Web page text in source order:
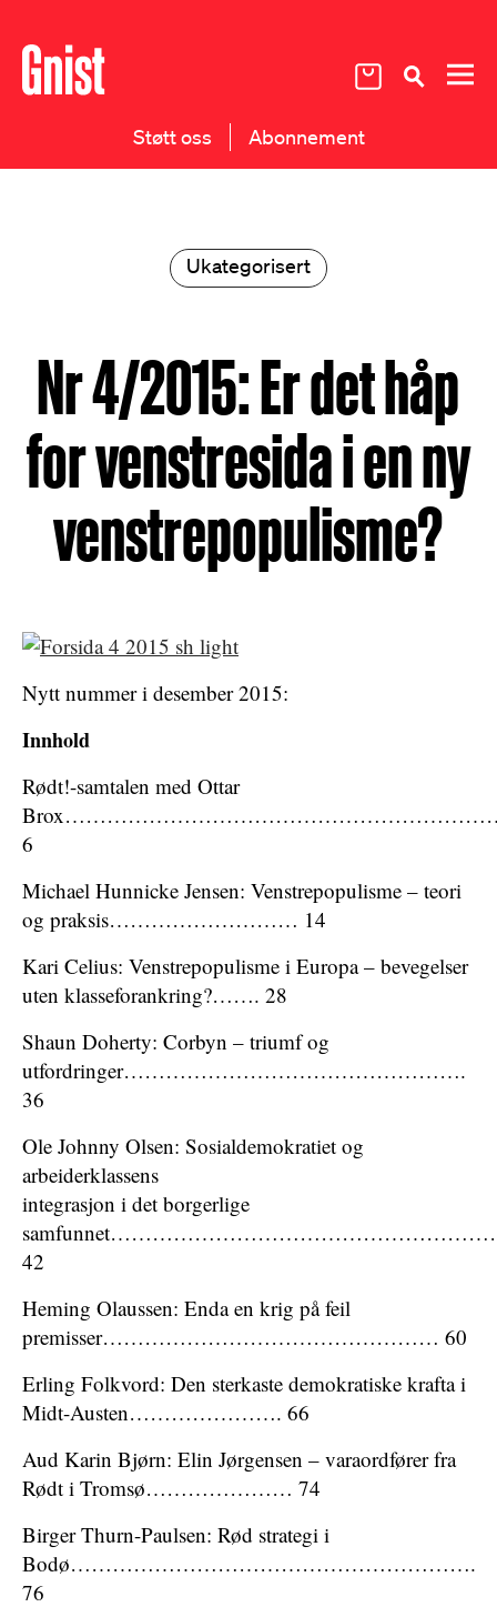
Støtt oss Abonnement
Ukategorisert
Nr 4/2015: Er det håp
for venstresida i en ny
venstrepopulisme?
Nytt nummer i desember 2015:
Innhold
Rødt!-samtalen med Ottar
6
Michael Hunnicke Jensen: Venstrepopulisme – teori
og praksis……………………… 14
Kari Celius: Venstrepopulisme i Europa – bevegelser
uten klasseforankring?……. 28
Shaun Doherty: Corbyn – triumf og
utfordringer………………………………………….
36
Ole Johnny Olsen: Sosialdemokratiet og
arbeiderklassens
integrasjon i det borgerlige
42
Heming Olaussen: Enda en krig på feil
premisser………………………………………… 60
Erling Folkvord: Den sterkaste demokratiske krafta i
Midt-Austen…………………. 66
Aud Karin Bjørn: Elin Jørgensen – varaordfører fra
Rødt i Tromsø………………… 74
Birger Thurn-Paulsen: Rød strategi i
Bodø………………………………………………….
76